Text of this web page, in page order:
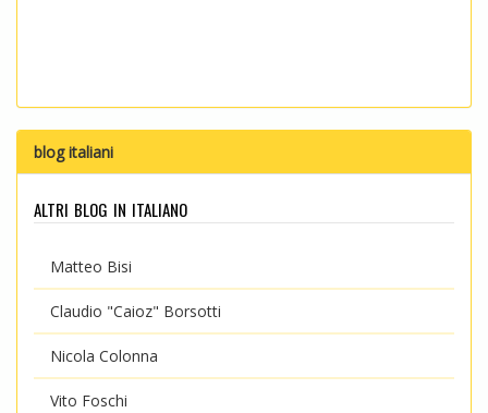
blog italiani
altri blog in italiano
Matteo Bisi
Claudio "Caioz" Borsotti
Nicola Colonna
Vito Foschi